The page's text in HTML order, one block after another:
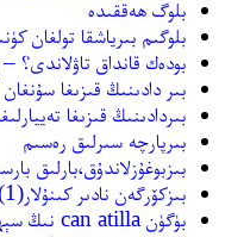
بلوگ ھەققىدە
بلوگىم بىرياشقا تولغان
بودەك قانداق
بىر دادىنىڭ قىزىغا سۇنغان 7 تۈرلۈك تەۋسىيىسى
بىردادىنىڭ قىزىغا
بىرپارچە سىرلىق رەسىم
بىزبوغۇزلاندۇق،بارلىق
بىزكۆرگەن نادىر كىنۇلار(1)-ئەشۇقالتىس قەھرىمانلارئوبرازلىرى
بۈگۈن can atilla نىڭ سېھرىي كۈيلىرىدىن ھوزۇرلاندىم…